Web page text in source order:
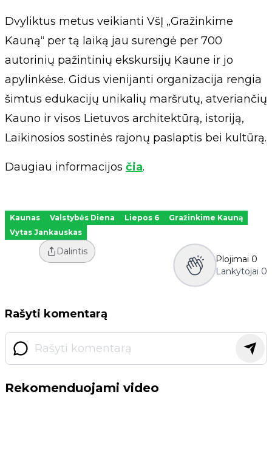
Dvyliktus metus veikianti VšĮ „Gražinkime
Kauną“ per tą laiką jau surengė per 700
autorinių pažintinių ekskursijų Kaune ir jo
apylinkėse. Gidus vienijanti organizacija rengia
šimtus edukacijų unikalių maršrutų, atveriančių
Kauno ir visos Lietuvos architektūrą, istoriją,
Laikinosios sostinės rajonų paslaptis bei kultūrą.
Daugiau informacijos čia.
Kaunas Valstybės Diena Liepos 6
Gražinkime Kauną
Vytas Jankauskas
Dalintis
Plojimai 0
Lankytojai 0
Rašyti komentarą
Rekomenduojami video